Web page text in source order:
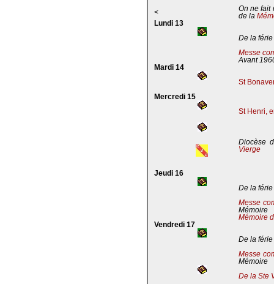
<
On ne fait
de la
Lundi 13
De la férie
Messe
Avant
Mardi 14
St
Mercredi 15
St Henri,
Diocèse
Vierge
Jeudi 16
De la férie
Messe
Mémoire
Mémoire
Vendredi 17
De la férie
Messe
Mémoire
De la Ste